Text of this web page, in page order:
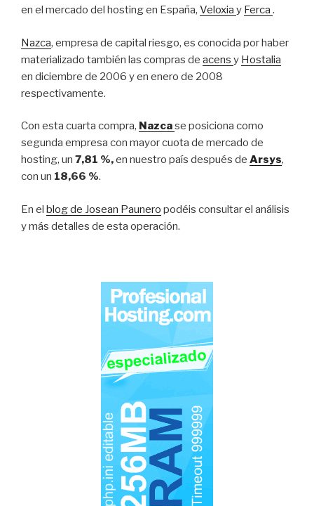
en el mercado del hosting en España, Veloxia y Ferca .
Nazca, empresa de capital riesgo, es conocida por haber
materializado también las compras de acens y Hostalia
en diciembre de 2006 y en enero de 2008
respectivamente.
Con esta cuarta compra, Nazcase posiciona como
segunda empresa con mayor cuota de mercado de
hosting, un 7,81 %,en nuestro país después de Arsys,
con un 18,66 %.
En el blog de Josean Paunero podéis consultar el análisis
y más detalles de esta operación.